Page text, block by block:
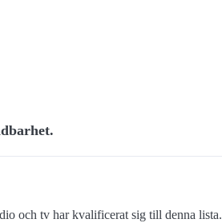
och tv har kvalificerat sig till denna lista.